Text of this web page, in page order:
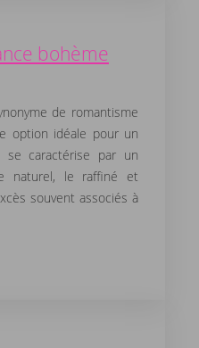
bohème
de romantisme
option idéale pour un
se caractérise par un
naturel, le raffiné et
souvent associés à